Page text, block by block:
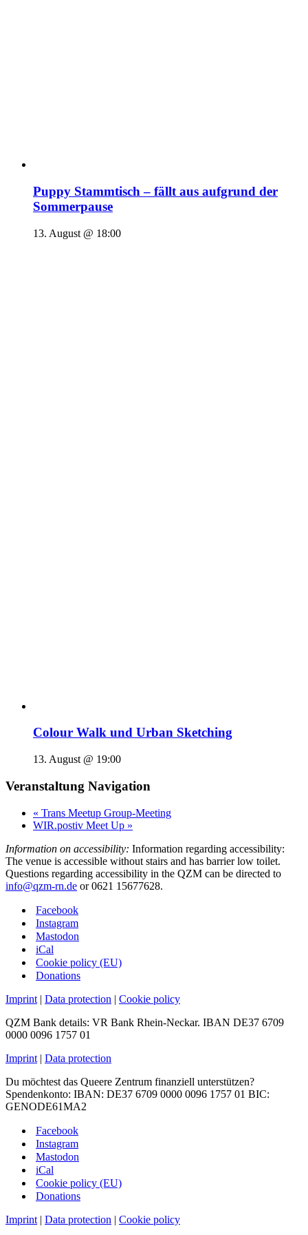
Puppy Stammtisch – fällt aus aufgrund der
Sommerpause
13. August @ 18:00
Colour Walk und Urban Sketching
13. August @ 19:00
Veranstaltung Navigation
« Trans Meetup Group-Meeting
WIR.postiv Meet Up »
Information on accessibility: Information regarding accessibility:
The venue is accessible without stairs and has barrier low toilet.
Questions regarding accessibility in the QZM can be directed to
info@qzm-rn.de or 0621 15677628.
Facebook
Instagram
Mastodon
iCal
Cookie policy (EU)
Donations
Imprint | Data protection | Cookie policy
QZM Bank details: VR Bank Rhein-Neckar. IBAN DE37 6709
0000 0096 1757 01
Imprint | Data protection
Du möchtest das Queere Zentrum finanziell unterstützen?
Spendenkonto: IBAN: DE37 6709 0000 0096 1757 01 BIC:
GENODE61MA2
Facebook
Instagram
Mastodon
iCal
Cookie policy (EU)
Donations
Imprint | Data protection | Cookie policy